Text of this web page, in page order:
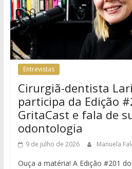
Entrevistas
Cirurgiã-dentista
participa da Edição
GritaCast e fala de
odontologia
9 de julho de 2026 Manuela
Ouça a matéria! A Edição #201